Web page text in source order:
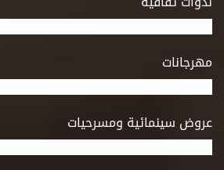
مهرجانات
عروض سينمائية ومسرحيات